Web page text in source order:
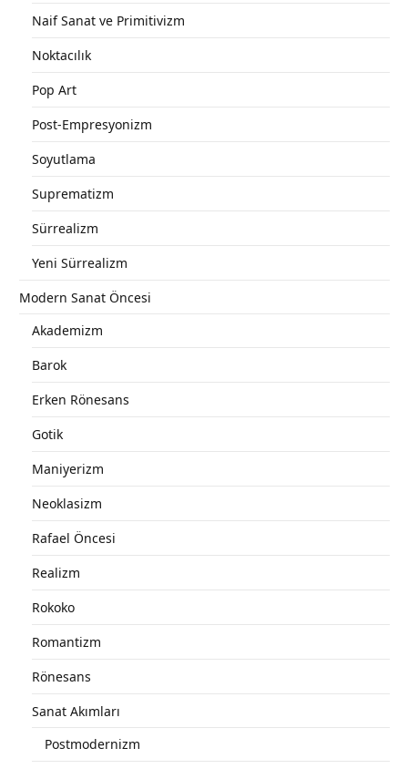
Naif Sanat ve Primitivizm
Noktacılık
Pop Art
Post-Empresyonizm
Soyutlama
Suprematizm
Sürrealizm
Yeni Sürrealizm
Modern Sanat Öncesi
Akademizm
Barok
Erken Rönesans
Gotik
Maniyerizm
Neoklasizm
Rafael Öncesi
Realizm
Rokoko
Romantizm
Rönesans
Sanat Akımları
Postmodernizm